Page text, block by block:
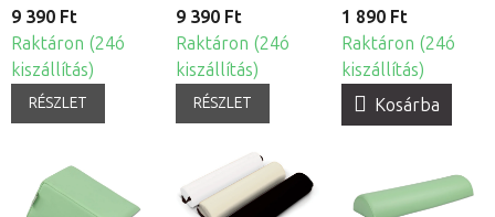
9 390 Ft
Raktáron (24ó
kiszállítás)
RÉSZLET
9 390 Ft
Raktáron (24ó
kiszállítás)
RÉSZLET
1 890 Ft
Raktáron (24ó
kiszállítás)
Kosárba